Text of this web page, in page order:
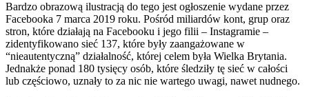
Bardzo obrazową ilustracją do tego jest ogłoszenie wydane przez
Facebooka 7 marca 2019 roku. Pośród miliardów kont, grup oraz
stron, które działają na Facebooku i jego filii – Instagramie –
zidentyfikowano sieć 137, które były zaangażowane w
“nieautentyczną” działalność, której celem była Wielka Brytania.
Jednakże ponad 180 tysięcy osób, które śledziły tę sieć w całości
lub częściowo, uznały to za nic nie wartego uwagi, nawet nudnego.